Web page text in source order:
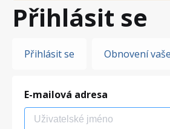
Přihlásit se
Hlavní
Přihlásit se Obnovení
E-mailová adresa